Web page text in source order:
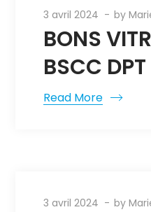
3 avril 2024 by
BONS
BSCC
Read More
3 avril 2024 by